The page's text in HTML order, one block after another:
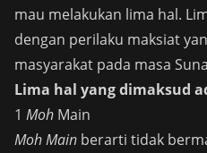
mau melakukan lima hal.
dengan perilaku maksiat
masyarakat pada masa
Lima hal yang dimaksud
1 Moh Main
Moh Main berarti tidak